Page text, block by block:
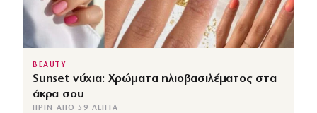
BEAUTY
Sunset νύχια: Χρώματα ηλιοβασιλέματος στα
άκρα σου
ΠΡΙΝ ΑΠΌ 59 ΛΕΠΤΆ